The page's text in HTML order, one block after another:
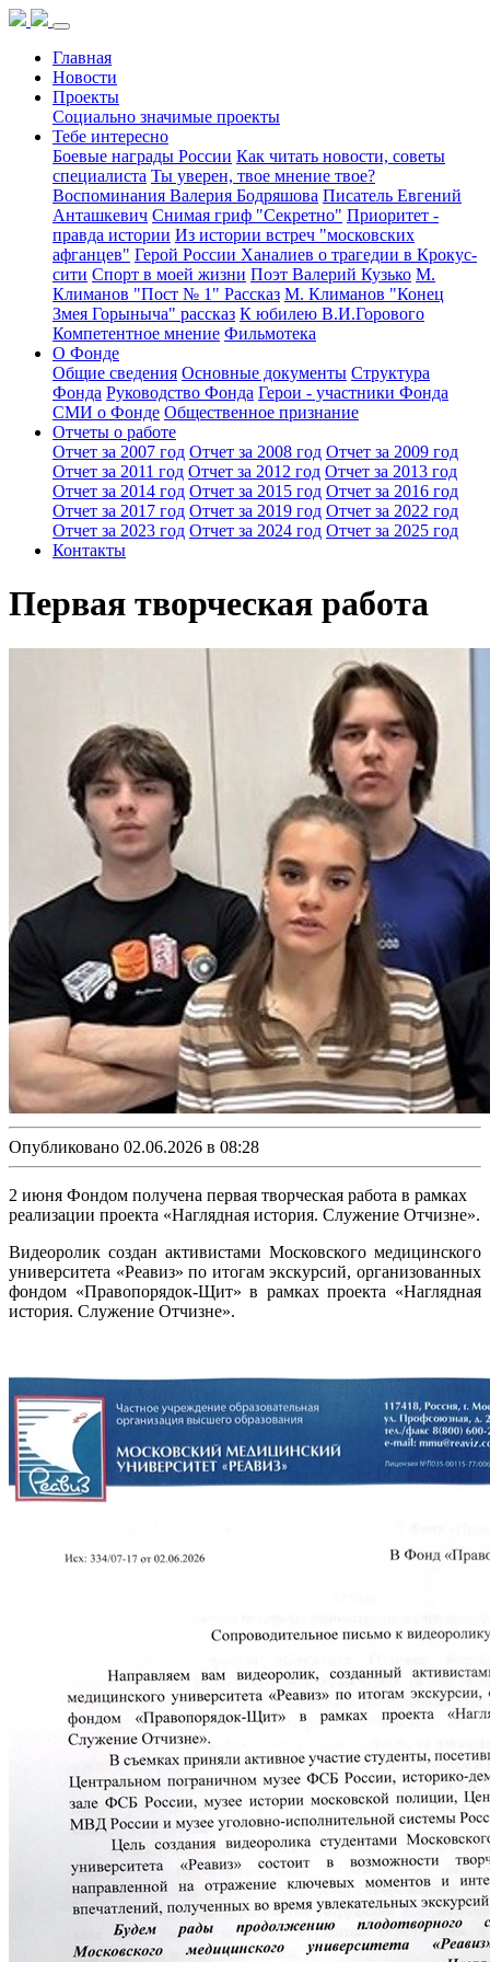
Главная
Новости
Проекты
Социально значимые проекты
Тебе интересно
Боевые награды России Как читать новости, советы
специалиста Ты уверен, твое мнение твое?
Воспоминания Валерия Бодряшова Писатель Евгений
Анташкевич Снимая гриф "Секретно" Приоритет -
правда истории Из истории встреч "московских
афганцев" Герой России Ханалиев о трагедии в Крокус-
сити Спорт в моей жизни Поэт Валерий Кузько М.
Климанов "Пост № 1" Рассказ М. Климанов "Конец
Змея Горыныча" рассказ К юбилею В.И.Горового
Компетентное мнение Фильмотека
О Фонде
Общие сведения Основные документы Структура
Фонда Руководство Фонда Герои - участники Фонда
СМИ о Фонде Общественное признание
Отчеты о работе
Отчет за 2007 год Отчет за 2008 год Отчет за 2009 год
Отчет за 2011 год Отчет за 2012 год Отчет за 2013 год
Отчет за 2014 год Отчет за 2015 год Отчет за 2016 год
Отчет за 2017 год Отчет за 2019 год Отчет за 2022 год
Отчет за 2023 год Отчет за 2024 год Отчет за 2025 год
Контакты
Первая творческая работа
Опубликовано 02.06.2026 в 08:28
2 июня Фондом получена первая творческая работа в рамках
реализации проекта «Наглядная история. Служение Отчизне».
Видеоролик создан активистами Московского медицинского
университета «Реавиз» по итогам экскурсий, организованных
фондом «Правопорядок-Щит» в рамках проекта «Наглядная
история. Служение Отчизне».